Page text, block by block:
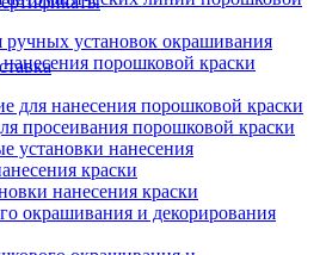
ручных установок окрашивания
порошковой краски
для нанесения порошковой краски
просеивания порошковой краски
установки нанесения
краски
нанесения краски
окрашивания и декорирования